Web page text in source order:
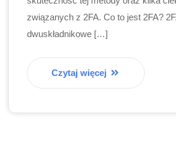
związanych z 2FA. Co to jest 2FA?
dwuskładnikowe […]
Czytaj więcej